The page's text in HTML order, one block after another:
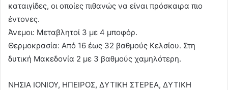
καταιγίδες, οι οποίες πιθανώς να είναι πρόσκαιρα πιο
έντονες.
Άνεμοι: Μεταβλητοί 3 με 4 μποφόρ.
Θερμοκρασία: Από 16 έως 32 βαθμούς Κελσίου. Στη
δυτική Μακεδονία 2 με 3 βαθμούς χαμηλότερη.
ΝΗΣΙΑ ΙΟΝΙΟΥ, ΗΠΕΙΡΟΣ, ΔΥΤΙΚΗ ΣΤΕΡΕΑ, ΔΥΤΙΚΗ